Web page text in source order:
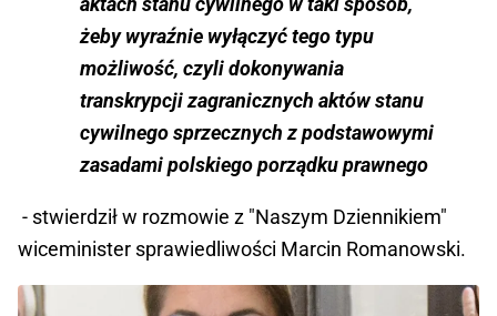
żeby wyraźnie wyłączyć tego typu
możliwość, czyli dokonywania
transkrypcji zagranicznych aktów stanu
cywilnego sprzecznych z podstawowymi
zasadami polskiego porządku prawnego
- stwierdził w rozmowie z "Naszym Dziennikiem"
wiceminister sprawiedliwości Marcin Romanowski.